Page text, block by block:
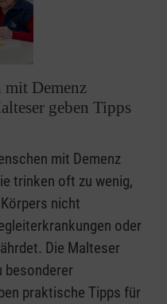
mit Demenz
geben Tipps
mit Demenz
trinken oft zu wenig,
nicht
oder
Die Malteser
besonderer
praktische Tipps für